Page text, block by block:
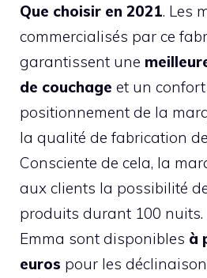
Que choisir en 2021. Les
commercialisés par ce
garantissent une
de couchage et un
positionnement de la
la qualité de fabrication
Consciente de cela, la
aux clients la possibilité
produits durant 100 nuits.
Emma sont disponibles à
euros pour les